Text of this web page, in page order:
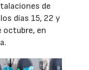
de
días 15, 22 y
octubre, en